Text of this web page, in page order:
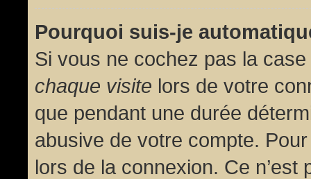
Pourquoi suis-je
Si vous ne cochez pas la case
chaque visite lors de votre
que pendant une durée
abusive de votre compte.
lors de la connexion. Ce